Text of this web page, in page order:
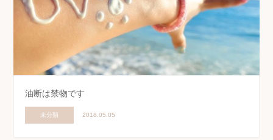
油断は禁物です
未分類 2018.05.05